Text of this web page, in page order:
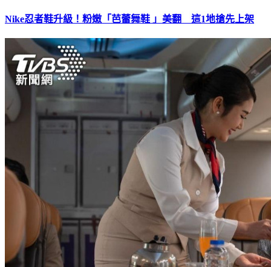
Nike忍者鞋升級！粉嫩「芭蕾舞鞋 」美翻 這1地搶先上架